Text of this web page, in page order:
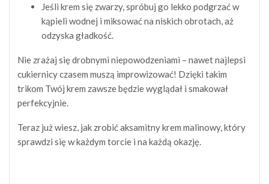
Jeśli krem się zwarzy, spróbuj go lekko podgrzać w
kąpieli wodnej i miksować na niskich obrotach, aż
odzyska gładkość.
Nie zrażaj się drobnymi niepowodzeniami – nawet najlepsi
cukiernicy czasem muszą improwizować! Dzięki takim
trikom Twój krem zawsze będzie wyglądał i smakował
perfekcyjnie.
Teraz już wiesz, jak zrobić aksamitny krem malinowy, który
sprawdzi się w każdym torcie i na każdą okazję.